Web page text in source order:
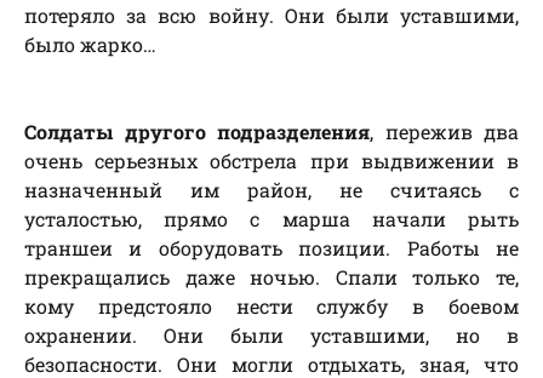
потеряло за всю войну. Они были уставшими,
было жарко…
Солдаты другого подразделения, пережив два
очень серьезных обстрела при выдвижении в
назначенный им район, не считаясь с
усталостью, прямо с марша начали рыть
траншеи и оборудовать позиции. Работы не
прекращались даже ночью. Спали только те,
кому предстояло нести службу в боевом
охранении. Они были уставшими, но в
безопасности. Они могли отдыхать, зная, что